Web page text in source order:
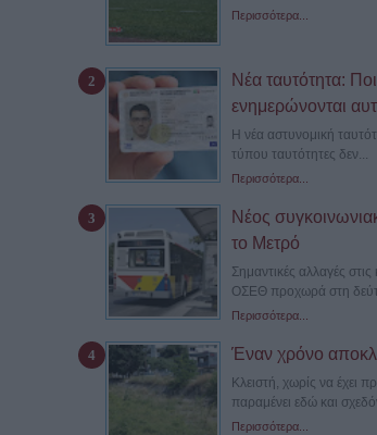
Περισσότερα...
Νέα ταυτότητα:
ενημερώνονται
Η νέα αστυνομική
τύπου ταυτότητες δεν...
Περισσότερα...
Νέος
το Μετρό
Σημαντικές αλλαγές
ΟΣΕΘ προχωρά στη
Περισσότερα...
Έναν χρόνο
Κλειστή, χωρίς να έχει
παραμένει εδώ και
Περισσότερα...